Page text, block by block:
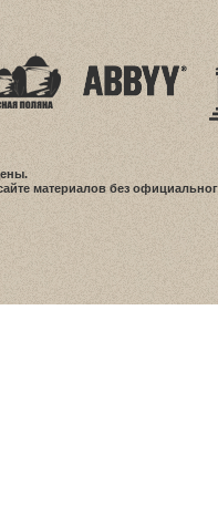
материалов без